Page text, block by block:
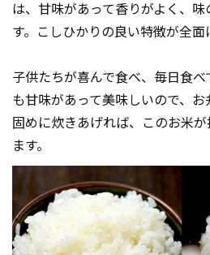
は、甘味があって香りがよく、
す。こしひかりの良い特徴が全面
子供たちが喜んで食べ、毎日食
も甘味があって美味しいので、
固めに炊きあげれば、このお米
ます。